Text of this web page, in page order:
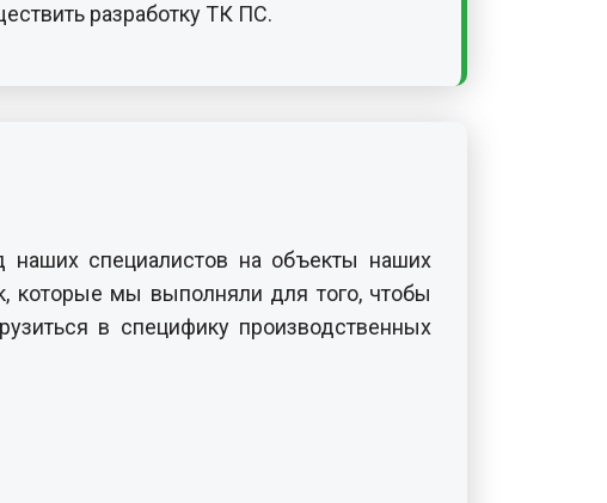
разработку ТК ПС.
специалистов на объекты наших
которые мы выполняли для того, чтобы
в специфику производственных